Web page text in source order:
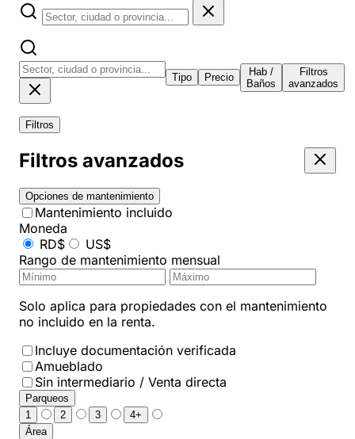
Tipo Precio
Hab /
Baños
Filtros
avanzados
Filtros
Filtros avanzados
Opciones de mantenimiento
Mantenimiento incluido
Moneda
RD$
US$
Rango de mantenimiento mensual
Solo aplica para propiedades con el mantenimiento
no incluido en la renta.
Incluye documentación verificada
Amueblado
Sin intermediario / Venta directa
Parqueos
1
2 3
4+
Área